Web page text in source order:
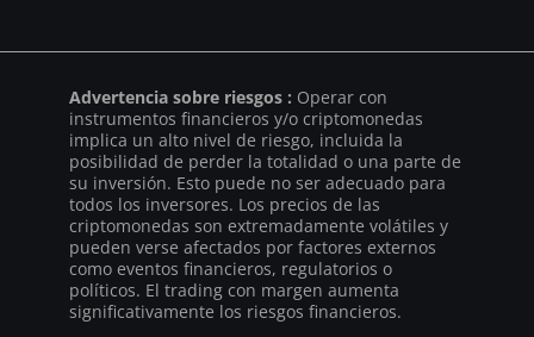
Advertencia sobre riesgos : Operar con
instrumentos financieros y/o criptomonedas
implica un alto nivel de riesgo, incluida la
posibilidad de perder la totalidad o una parte de
su inversión. Esto puede no ser adecuado para
todos los inversores. Los precios de las
criptomonedas son extremadamente volátiles y
pueden verse afectados por factores externos
como eventos financieros, regulatorios o
políticos. El trading con margen aumenta
significativamente los riesgos financieros.